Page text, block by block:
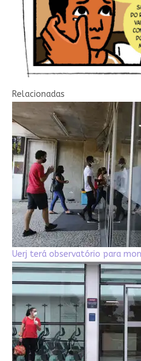
Relacionadas
Uerj terá observatório para